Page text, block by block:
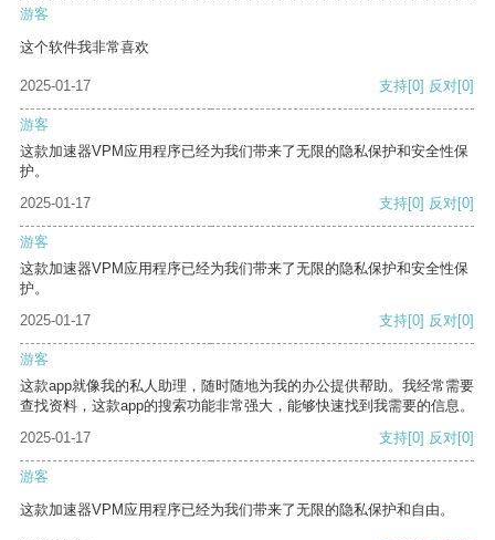
游客
这个软件我非常喜欢
2025-01-17 支持[0] 反对[0]
游客
这款加速器VPM应用程序已经为我们带来了无限的隐私保护和安全性保
护。
2025-01-17
支持[0] 反对[0]
游客
这款加速器VPM应用程序已经为我们带来了无限的隐私保护和安全性保
护。
2025-01-17
支持[0] 反对[0]
游客
这款app就像我的私人助理，随时随地为我的办公提供帮助。我经常需要
查找资料，这款app的搜索功能非常强大，能够快速找到我需要的信息。
2025-01-17
支持[0] 反对[0]
游客
这款加速器VPM应用程序已经为我们带来了无限的隐私保护和自由。